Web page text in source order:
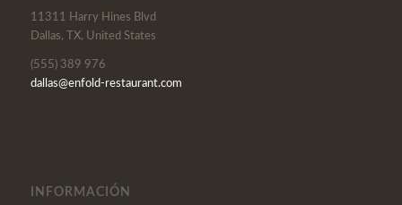
11311 Harry Hines Blvd
Dallas, TX, United States
(555) 389 976
dallas@enfold-restaurant.com
INFORMACIÓN